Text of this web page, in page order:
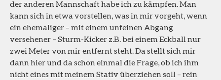
der anderen Mannschaft habe ich zu kämpfen. Man
kann sich in etwa vorstellen, was in mir vorgeht, wenn
ein ehemaliger – mit einem unfeinen Abgang
versehener – Sturm-Kicker z.B. bei einem Eckball nur
zwei Meter von mir entfernt steht. Da stellt sich mir
dann hier und da schon einmal die Frage, ob ich ihm
nicht eines mit meinem Stativ überziehen soll – rein